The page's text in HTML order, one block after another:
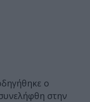
ο
στην